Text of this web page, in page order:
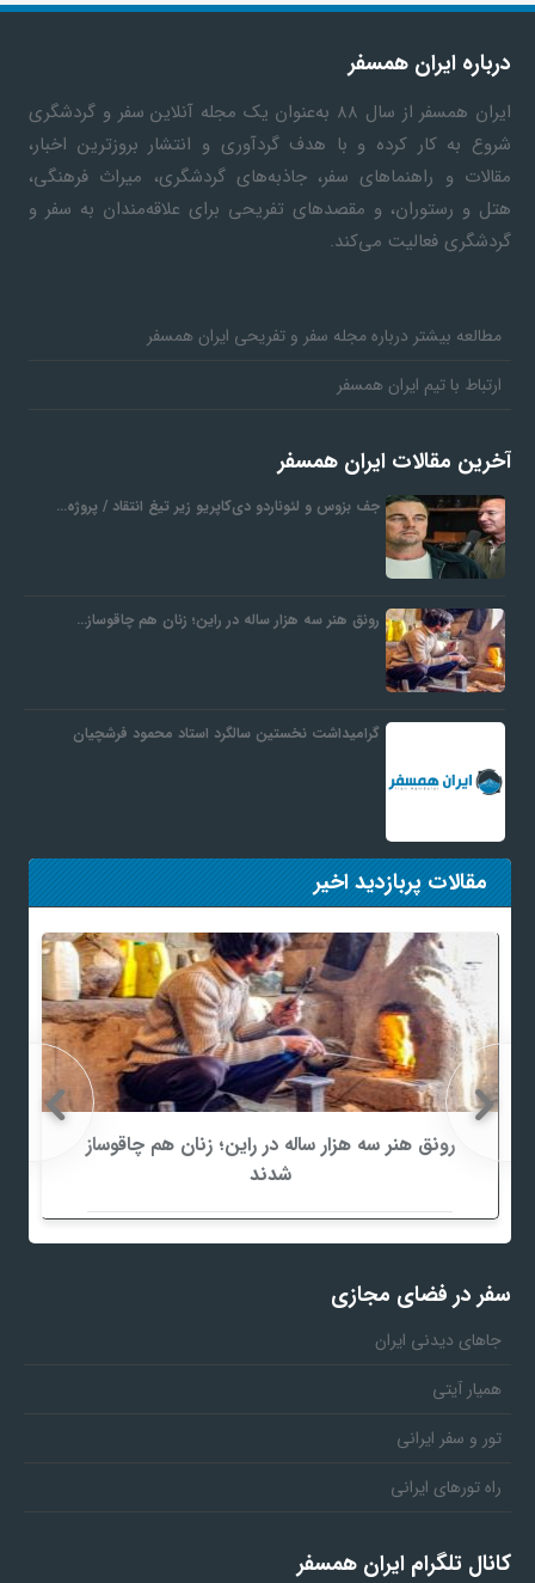
درباره ایران همسفر
ایران همسفر
از سال ۸۸ به‎‌عنوان یک مجله آنلاین سفر و گردشگری
شروع به کار کرده و با هدف گردآوری و انتشار بروزترین اخبار،
مقالات و راهنماهای سفر، جاذبه‌های گردشگری، میراث فرهنگی،
هتل و رستوران، و مقصدهای تفریحی برای علاقه‌مندان به سفر و
گردشگری فعالیت می‌کند.
مطالعه بیشتر درباره مجله سفر و تفریحی ایران همسفر
ارتباط با تیم ایران همسفر
آخرین مقالات ایران همسفر
جف بزوس و لئوناردو دی‌کاپریو زیر تیغ انتقاد / پروژه…
رونق هنر سه هزار ساله در راین؛ زنان هم چاقوساز…
گرامیداشت نخستین سالگرد استاد محمود فرشچیان
مقالات پربازدید اخیر
رونق هنر سه هزار ساله در راین؛ زنان هم چاقوساز
سفر در فضای مجازی
جاهای دیدنی ایران
همیار آیتی
تور و سفر ایرانی
راه تورهای ایرانی
کانال تلگرام ایران همسفر